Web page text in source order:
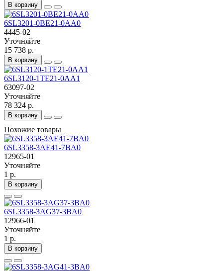
В корзину
6SL3201-0BE21-0AA0
4445-02
Уточняйте
15 738 р.
В корзину
6SL3120-1TE21-0AA1
63097-02
Уточняйте
78 324 р.
В корзину
Похожие товары
6SL3358-3AE41-7BA0
12965-01
Уточняйте
1 р.
В корзину
6SL3358-3AG37-3BA0
12966-01
Уточняйте
1 р.
В корзину